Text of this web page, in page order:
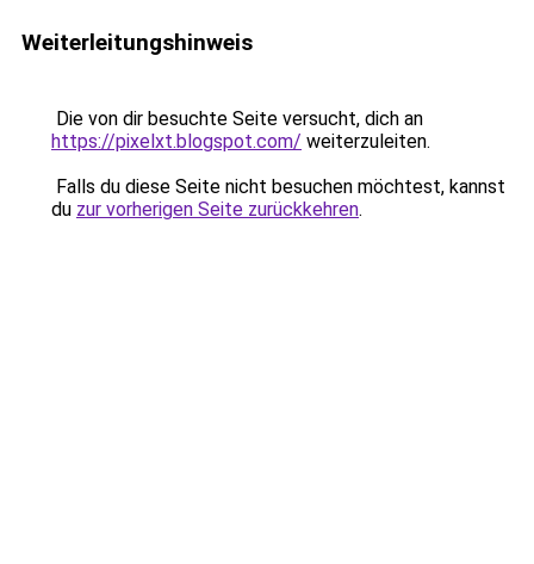
Weiterleitungshinweis
Die von dir besuchte Seite versucht, dich an
https://pixelxt.blogspot.com/ weiterzuleiten.
Falls du diese Seite nicht besuchen möchtest, kannst
du zur vorherigen Seite zurückkehren.